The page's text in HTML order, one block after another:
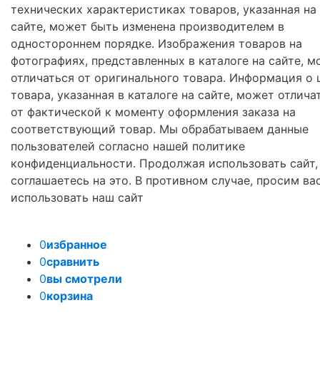
технических характеристиках товаров, указанная на
сайте, может быть изменена производителем в
одностороннем порядке. Изображения товаров на
фотографиях, представленных в каталоге на сайте,
отличаться от оригинального товара. Информация о
товара, указанная в каталоге на сайте, может
от фактической к моменту оформления заказа на
соответствующий товар. Мы обрабатываем данные
пользователей согласно нашей политике
конфиденциальности. Продолжая использовать
соглашаетесь на это. В противном случае, просим
использовать наш сайт
0избранное
0сравнить
0вы смотрели
0корзина